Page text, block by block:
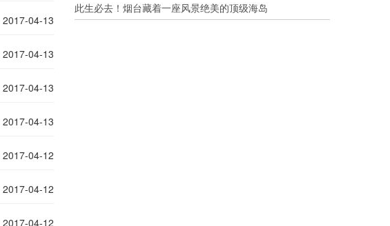
2017-04-13
2017-04-13
2017-04-13
2017-04-13
2017-04-12
2017-04-12
2017-04-12
此生必去！烟台藏着一座风景绝美的顶级海岛